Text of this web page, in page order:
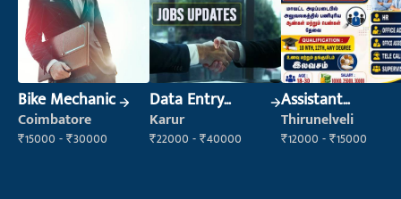
Bike Mechanic
Coimbatore
₹15000 - ₹30000
Data Entry
Operator
Karur
₹22000 - ₹40000
Assistant
Manager
Thirunelveli
₹12000 - ₹15000